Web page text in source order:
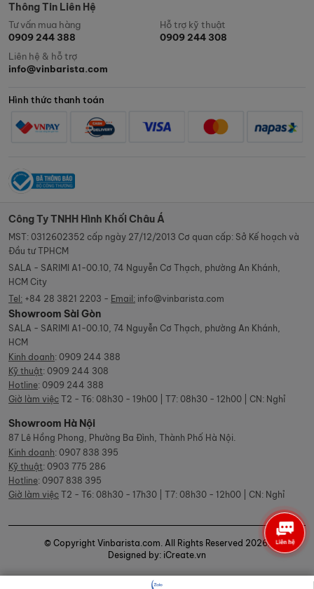
Thông Tin Liên Hệ
Tư vấn mua hàng
0909 244 388
Hỗ trợ kỹ thuật
0909 244 308
Liên hệ & hỗ trợ
info@vinbarista.com
Hình thức thanh toán
Công Ty TNHH Hình Khối Châu Á
MST: 0312602352 cấp ngày 27/12/2013 Cơ quan cấp: Sở Kế hoạch và
Đầu tư TPHCM
SALA - SARIMI A1-00.10, 74 Nguyễn Cơ Thạch, phường An Khánh,
HCM City
Tel: +84 28 3821 2203 - Email: info@vinbarista.com
Showroom Sài Gòn
SALA - SARIMI A1-00.10, 74 Nguyễn Cơ Thạch, phường An Khánh,
HCM
Kinh doanh: 0909 244 388
Kỹ thuật: 0909 244 308
Hotline: 0909 244 388
Giờ làm việc T2 - T6: 08h30 - 19h00 | T7: 08h30 - 12h00 | CN: Nghỉ
Showroom Hà Nội
87 Lê Hồng Phong, Phường Ba Đình, Thành Phố Hà Nội.
Kinh doanh: 0907 838 395
Kỹ thuật: 0903 775 286
Hotline: 0907 838 395
Giờ làm việc T2 - T6: 08h30 - 17h30 | T7: 08h30 - 12h00 | CN: Nghỉ
© Copyright Vinbarista.com. All Rights Reserved 2026.
Designed by: iCreate.vn